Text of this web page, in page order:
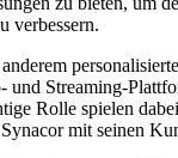
verbessern.
und Streaming-
Rolle spielen
mit seinen